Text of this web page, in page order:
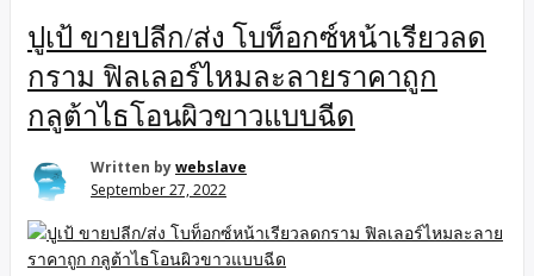
ปูเป้ ขายปลีก/ส่ง โบท็อกซ์หน้าเรียวลด
กราม ฟิลเลอร์ไหมละลายราคาถูก
กลูต้าไธโอนผิวขาวแบบฉีด
Written bywebslave
September 27, 2022